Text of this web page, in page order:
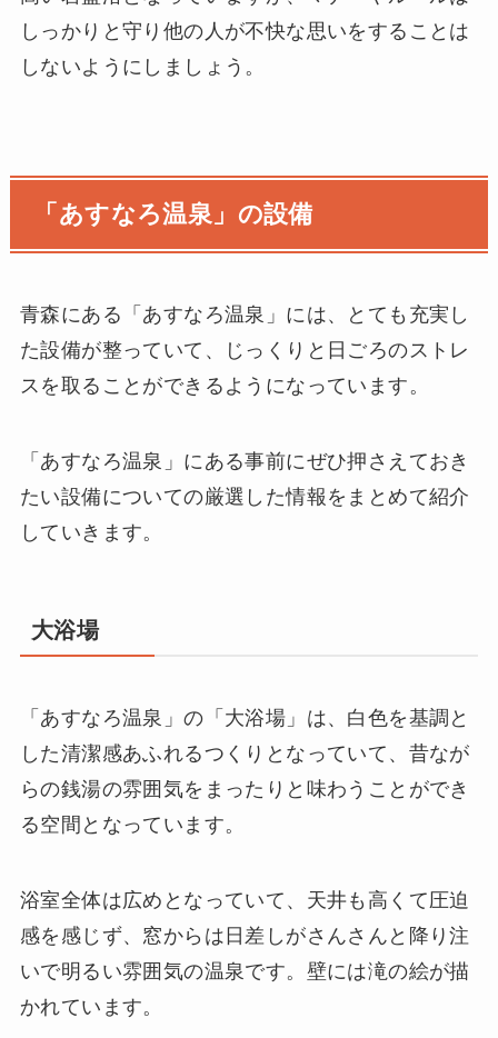
しっかりと守り他の人が不快な思いをすることは
しないようにしましょう。
「あすなろ温泉」の設備
青森にある「あすなろ温泉」には、とても充実し
た設備が整っていて、じっくりと日ごろのストレ
スを取ることができるようになっています。
「あすなろ温泉」にある事前にぜひ押さえておき
たい設備についての厳選した情報をまとめて紹介
していきます。
大浴場
「あすなろ温泉」の「大浴場」は、白色を基調と
した清潔感あふれるつくりとなっていて、昔なが
らの銭湯の雰囲気をまったりと味わうことができ
る空間となっています。
浴室全体は広めとなっていて、天井も高くて圧迫
感を感じず、窓からは日差しがさんさんと降り注
いで明るい雰囲気の温泉です。壁には滝の絵が描
かれています。